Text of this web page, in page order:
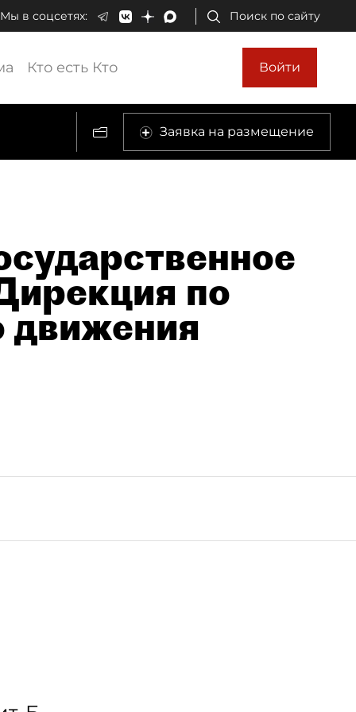
Мы в соцсетях: Поиск по сайту
Кто есть Кто Войти
Заявка на размещение
по
движения